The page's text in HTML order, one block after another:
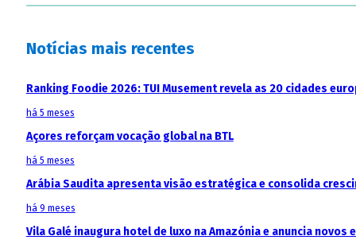
Notícias mais recentes
Ranking Foodie 2026: TUI Musement revela as 20 cidades
há 5 meses
Açores reforçam vocação global na BTL
há 5 meses
Arábia Saudita apresenta visão estratégica e consolida
há 9 meses
Vila Galé inaugura hotel de luxo na Amazónia e anuncia